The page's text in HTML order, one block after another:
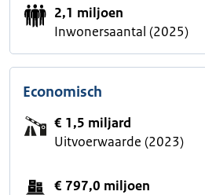
2,1 miljoen
Inwonersaantal (2025)
Economisch
€ 1,5 miljard
Uitvoerwaarde (2023)
€ 797,0 miljoen